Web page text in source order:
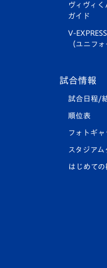
ヴィヴィ
ガイド
V-EXPRESS
（ユニフォ
試合情報
試合日程/
順位表
フォトギ
スタジアム
はじめて